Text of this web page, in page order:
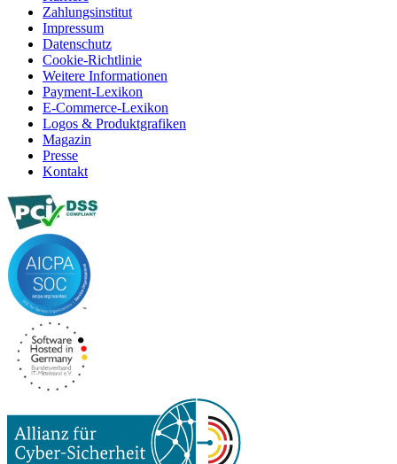
Zahlungsinstitut
Impressum
Datenschutz
Cookie-Richtlinie
Weitere Informationen
Payment-Lexikon
E-Commerce-Lexikon
Logos & Produktgrafiken
Magazin
Presse
Kontakt